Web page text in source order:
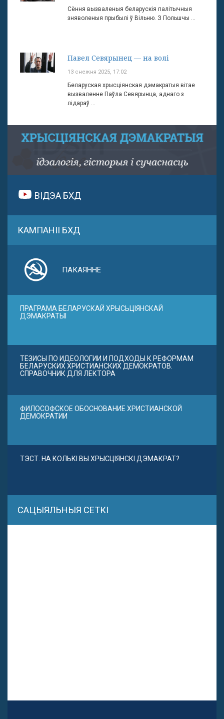
Сёння вызваленыя беларускія палітычныя
зняволеныя прыбылі ў Вільню. З Польшчы ...
Павел Севярынец — на волі
13 снежня 2025, 17:02
Беларуская хрысціянская дэмакратыя вітае
вызваленне Паўла Севярынца, аднаго з
лідараў ...
ВІДЭА БХД
КАМПАНІІ БХД
ПАКАЯННЕ
ПРАГРАМА БЕЛАРУСКАЙ ХРЫСЬЦІЯНСКАЙ
ДЭМАКРАТЫІ
ТЕЗИСЫ ПО ИДЕОЛОГИИ И ПОДХОДЫ К РЕФОРМАМ
БЕЛАРУСКИХ ХРИСТИАНСКИХ ДЕМОКРАТОВ.
СПРАВОЧНИК ДЛЯ ЛЕКТОРА
ФИЛОСОФСКОЕ ОБОСНОВАНИЕ ХРИСТИАНСКОЙ
ДЕМОКРАТИИ
ТЭСТ. НА КОЛЬКІ ВЫ ХРЫСЦІЯНСКІ ДЭМАКРАТ?
САЦЫЯЛЬНЫЯ СЕТКІ